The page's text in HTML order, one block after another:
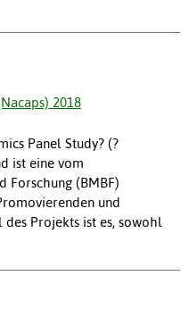
2018
Panel Study? (?
ist eine vom
Forschung (BMBF)
und
Projekts ist es, sowohl